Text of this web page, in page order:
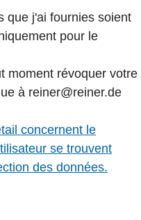
que j'ai fournies soient
pour le
moment révoquer votre
à reiner@reiner.de
concernent le
se trouvent
des données.